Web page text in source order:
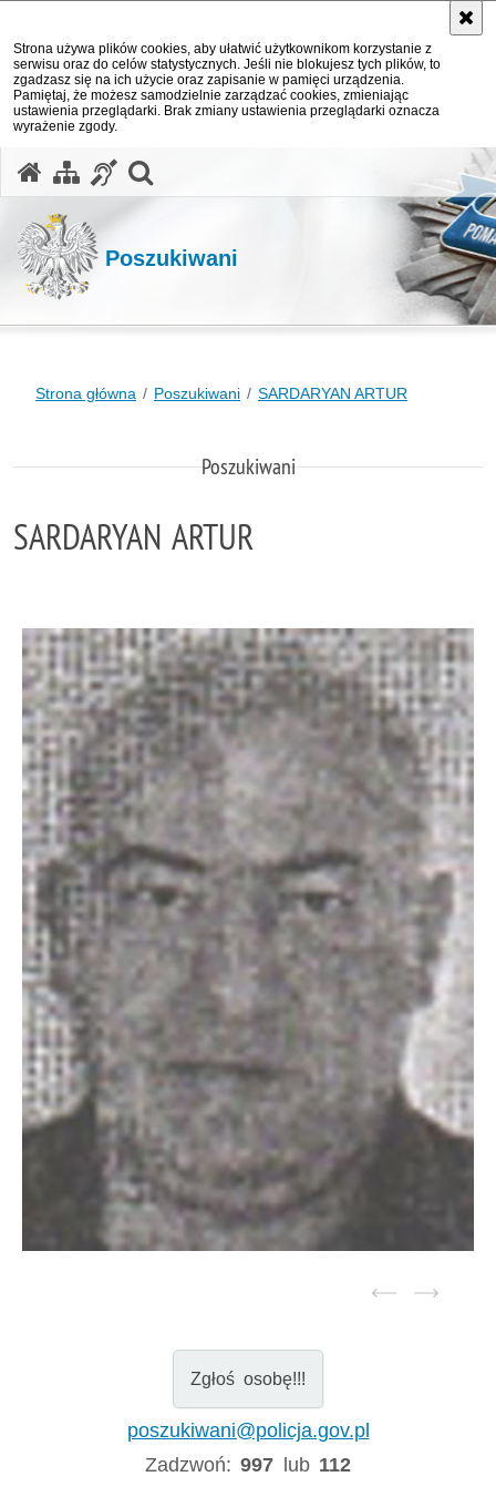
Strona używa plików cookies, aby ułatwić użytkownikom korzystanie z
serwisu oraz do celów statystycznych. Jeśli nie blokujesz tych plików, to
zgadzasz się na ich użycie oraz zapisanie w pamięci urządzenia.
Pamiętaj, że możesz samodzielnie zarządzać cookies, zmieniając
ustawienia przeglądarki. Brak zmiany ustawienia przeglądarki oznacza
wyrażenie zgody.
Poszukiwani
Strona główna Poszukiwani SARDARYAN ARTUR
Poszukiwani
SARDARYAN ARTUR
Zgłoś osobę!!!
poszukiwani@policja.gov.pl
Zadzwoń:997 lub 112